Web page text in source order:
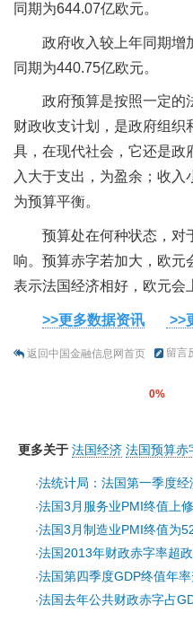
同期为644.07亿欧元。
政府收入较上年同期增
同期为440.75亿欧元。
政府预算是按照一定的
财政收支计划，是政府组织
具，在现代社会，它还是政
入大于支出，为盈余；收入
为预算平衡。
预算处在何种状态，对
响。预算赤字若加大，欧元
表示法国经济相好，欧元会
>>更多数据资讯 >>
返回中国金融信息网首页 留言
0%
更多关于 法国经济 法国预算赤
·法统计局：法国第一季度
·法国3月服务业PMI终值上
·法国3月制造业PMI终值为
·法国2013年财政赤字率超
·法国第四季度GDP终值年
·法国去年公共财政赤字占